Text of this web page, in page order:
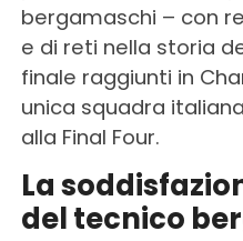
bergamaschi – con
e di reti nella storia
finale raggiunti in
unica squadra
alla Final Four.
La
del tecnico